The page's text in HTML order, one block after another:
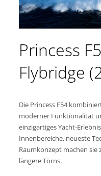
Princess
Flybridge
Die Princess F54
moderner Funktionalität
einzigartiges Yacht-
Innenbereiche, neueste
Raumkonzept machen
längere Törns.